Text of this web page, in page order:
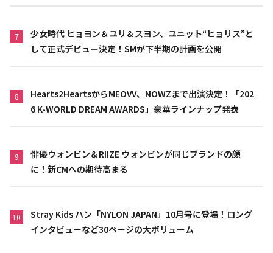
7
少女時代 ヒョヨン＆ユリ＆スヨン、ユニット“ヒョリス”と
して正式デビュー決定！SMが下半期の計画を公開
8
Hearts2HeartsからMEOVV、NOWZまで出演決定！「202
6 K-WORLD DREAM AWARDS」豪華ラインナップ発表
9
俳優ウォンビン＆RIIZE ウォンビンが同じブランドの顔
に！新CMへの期待高まる
10
Stray Kids ハン「NYLON JAPAN」10月号に登場！ロング
インタビューなど30ページの大ボリューム